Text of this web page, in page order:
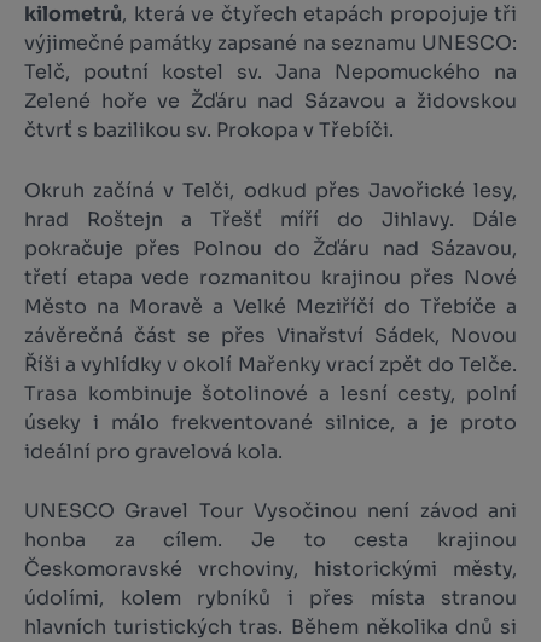
kilometrů, která ve čtyřech etapách propojuje tři
výjimečné památky zapsané na seznamu UNESCO:
Telč, poutní kostel sv. Jana Nepomuckého na
Zelené hoře ve Žďáru nad Sázavou a židovskou
čtvrť s bazilikou sv. Prokopa v Třebíči.
Okruh začíná v Telči, odkud přes Javořické lesy,
hrad Roštejn a Třešť míří do Jihlavy. Dále
pokračuje přes Polnou do Žďáru nad Sázavou,
třetí etapa vede rozmanitou krajinou přes Nové
Město na Moravě a Velké Meziříčí do Třebíče a
závěrečná část se přes Vinařství Sádek, Novou
Říši a vyhlídky v okolí Mařenky vrací zpět do Telče.
Trasa kombinuje šotolinové a lesní cesty, polní
úseky i málo frekventované silnice, a je proto
ideální pro gravelová kola.
UNESCO Gravel Tour Vysočinou není závod ani
honba za cílem. Je to cesta krajinou
Českomoravské vrchoviny, historickými městy,
údolími, kolem rybníků i přes místa stranou
hlavních turistických tras. Během několika dnů si